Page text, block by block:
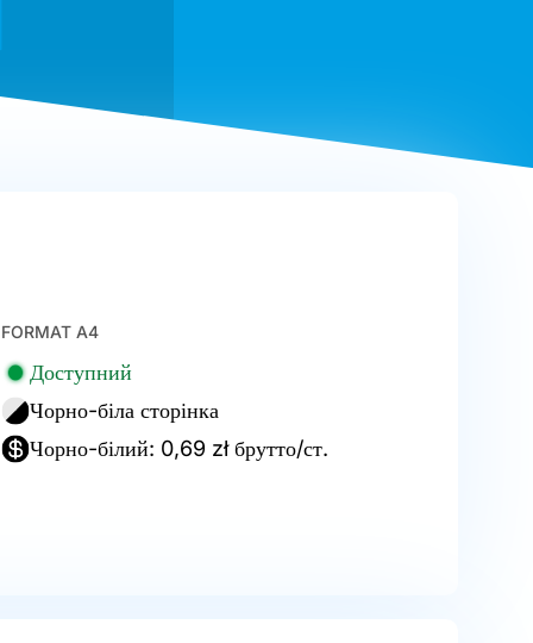
FORMAT A4
Доступний
Чорно-біла сторінка
Чорно-білий: 0,69 zł брутто/ст.